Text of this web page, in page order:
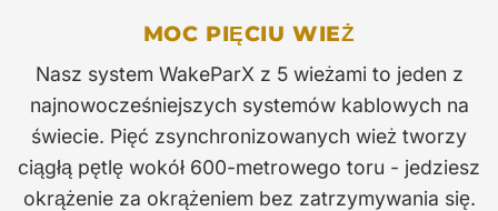
MOC PIĘCIU WIEŻ
Nasz system WakeParX z 5 wieżami to jeden z
najnowocześniejszych systemów kablowych na
świecie. Pięć zsynchronizowanych wież tworzy
ciągłą pętlę wokół 600-metrowego toru - jedziesz
okrążenie za okrążeniem bez zatrzymywania się.